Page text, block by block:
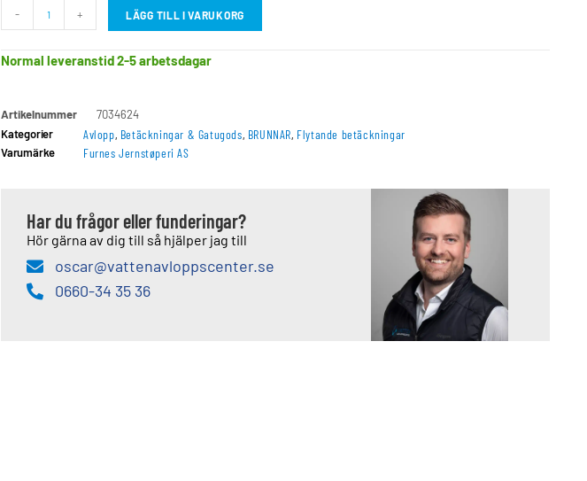
- + LÄGG TILL I VARUKORG
Normal leveranstid 2-5 arbetsdagar
Artikelnummer
7034624
Kategorier
Avlopp, Betäckningar & Gatugods, BRUNNAR, Flytande betäckningar
Varumärke Furnes Jernstøperi AS
Har du frågor eller funderingar?
Hör gärna av dig till så hjälper jag till
oscar@vattenavloppscenter.se
0660-34 35 36